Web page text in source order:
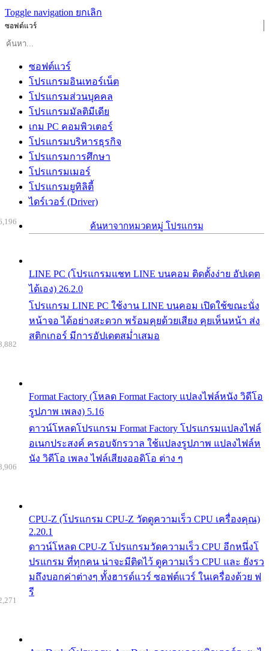
Toggle navigation ยกเลิก
ซอฟต์แวร์
ซอฟต์แวร์
โปรแกรมอินเทอร์เน็ต
โปรแกรมส่วนบุคคล
โปรแกรมมัลติมีเดีย
เกม PC คอมพิวเตอร์
โปรแกรมบริหารธุรกิจ
โปรแกรมการศึกษา
โปรแกรมเมอร์
โปรแกรมยูทิลิตี้
ไดร์เวอร์ (Driver)
ค้นหาจากหมวดหมู่ โปรแกรม
LINE PC (โปรแกรมแชท LINE บนคอม ติดตั้งง่าย อัปเดต
ได้เอง) 26.2.0
โปรแกรม LINE PC ใช้งาน LINE บนคอม เปิดใช้ขณะนั่ง
หน้าจอ ได้อย่างสะดวก พร้อมคุยด้วยเสียง คุยเห็นหน้า ส่ง
สติกเกอร์ มีการอัปเดตสม่ำเสมอ
Format Factory (โหลด Format Factory แปลงไฟล์หนัง วิดีโอ
รูปภาพ เพลง) 5.16
ดาวน์โหลดโปรแกรม Format Factory โปรแกรมแปลงไฟล์
อเนกประสงค์ ครอบจักรวาล ใช้แปลงรูปภาพ แปลงไฟล์ห
นัง วิดีโอ เพลง ไฟล์เสียงออดิโอ ต่าง ๆ
CPU-Z (โปรแกรม CPU-Z วัดดูความเร็ว CPU เครื่องคุณ)
2.20.1
ดาวน์โหลด CPU-Z โปรแกรมวัดความเร็ว CPU อีกหนึ่งโ
ปรแกรม ที่ทุกคน น่าจะมีติดไว้ ดูความเร็ว CPU และ ยังรว
มถึงบอกค่าต่างๆ ทั้งฮารด์แวร์ ซอฟต์แวร์ ในเครื่องด้วย ฟ
รี